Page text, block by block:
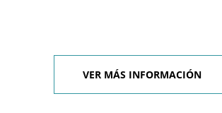
VER MÁS INFORMACIÓN